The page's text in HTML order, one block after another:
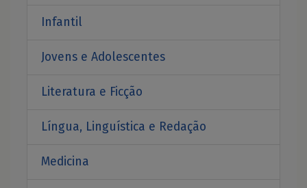
Infantil
Jovens e Adolescentes
Literatura e Ficção
Língua, Linguística e Redação
Medicina